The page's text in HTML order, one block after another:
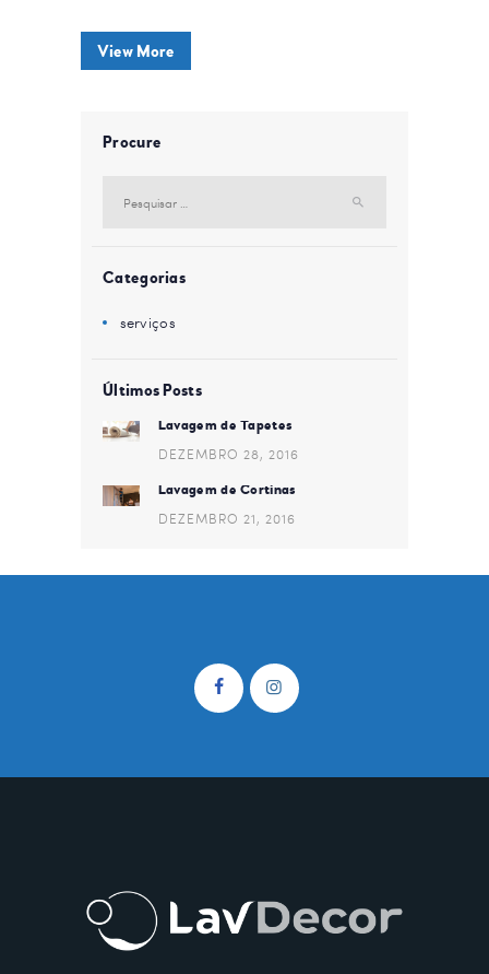
View More
Procure
por:
Categorias
serviços
Últimos Posts
Lavagem de Tapetes
DEZEMBRO 28, 2016
Lavagem de Cortinas
DEZEMBRO 21, 2016